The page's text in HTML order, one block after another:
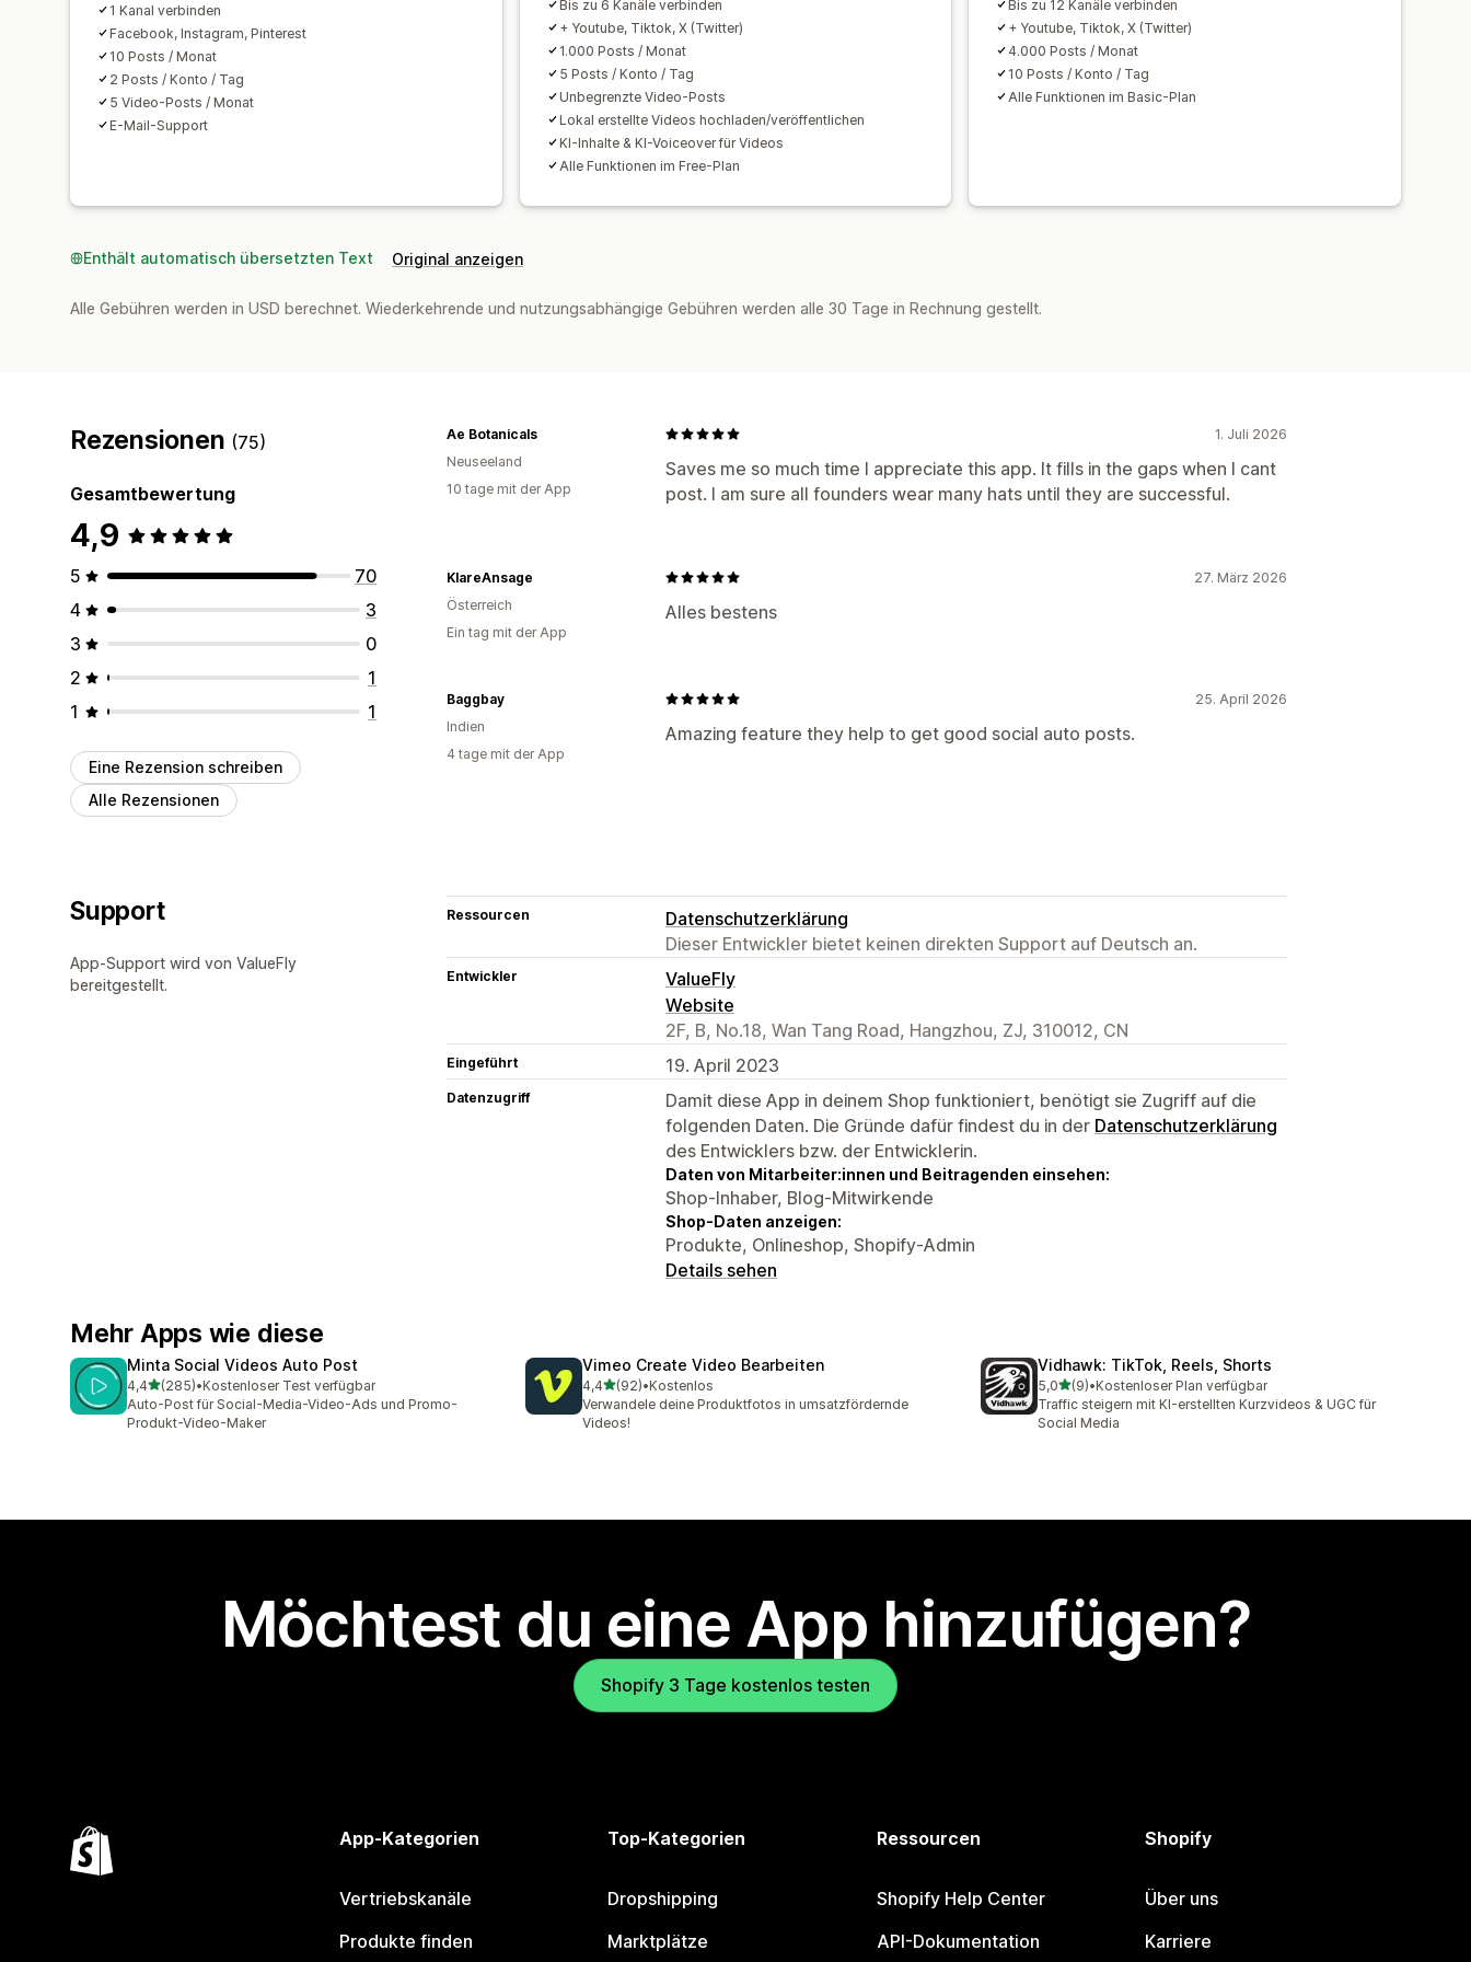
1 Kanal verbinden
Facebook, Instagram, Pinterest
10 Posts / Monat
2 Posts / Konto / Tag
5 Video-Posts / Monat
E-Mail-Support
Bis zu 6 Kanäle verbinden
+ Youtube, Tiktok, X (Twitter)
1.000 Posts / Monat
5 Posts / Konto / Tag
Unbegrenzte Video-Posts
Lokal erstellte Videos hochladen/veröffentlichen
KI-Inhalte & KI-Voiceover für Videos
Alle Funktionen im Free-Plan
Bis zu 12 Kanäle verbinden
+ Youtube, Tiktok, X (Twitter)
4.000 Posts / Monat
10 Posts / Konto / Tag
Alle Funktionen im Basic-Plan
Enthält automatisch übersetzten Text Original anzeigen
Alle Gebühren werden in USD berechnet. Wiederkehrende und nutzungsabhängige Gebühren werden alle 30 Tage in Rechnung gestellt.
Rezensionen (75)
Gesamtbewertung
4,9
5
70
4
3
3
0
2
1
1
1
Eine Rezension schreiben
Alle Rezensionen
1. Juli 2026
Saves me so much time I appreciate this app. It fills in the gaps when I cant
post. I am sure all founders wear many hats until they are successful.
Ae Botanicals
Neuseeland
10 tage mit der App
27. März 2026
Alles bestens
KlareAnsage
Österreich
Ein tag mit der App
25. April 2026
Amazing feature they help to get good social auto posts.
Baggbay
Indien
4 tage mit der App
Support
App-Support wird von ValueFly
bereitgestellt.
Ressourcen
Datenschutzerklärung
Dieser Entwickler bietet keinen direkten Support auf Deutsch an.
Entwickler
ValueFly
Website
2F, B, No.18, Wan Tang Road, Hangzhou, ZJ, 310012, CN
Eingeführt 19. April 2023
Datenzugriff
Damit diese App in deinem Shop funktioniert, benötigt sie Zugriff auf die
folgenden Daten. Die Gründe dafür findest du in der Datenschutzerklärung
des Entwicklers bzw. der Entwicklerin.
Daten von Mitarbeiter:innen und Beitragenden einsehen:
Shop-Inhaber, Blog-Mitwirkende
Shop-Daten anzeigen:
Produkte, Onlineshop, Shopify-Admin
Details sehen
Mehr Apps wie diese
Minta Social Videos Auto Post
4,4von 5 Sternen
(285)
285 Rezensionen insgesamt
•Kostenloser Test verfügbar
Auto-Post für Social-Media-Video-Ads und Promo-
Produkt-Video-Maker
Vimeo Create Video Bearbeiten
4,4von 5 Sternen
(92)
92 Rezensionen insgesamt
•Kostenlos
Verwandele deine Produktfotos in umsatzfördernde
Videos!
Vidhawk: TikTok, Reels, Shorts
5,0von 5 Sternen
(9)
9 Rezensionen insgesamt
•Kostenloser Plan verfügbar
Traffic steigern mit KI-erstellten Kurzvideos & UGC für
Social Media
Möchtest du eine App hinzufügen?
Shopify 3 Tage kostenlos testen
App-Kategorien
Vertriebskanäle
Produkte finden
Top-Kategorien
Dropshipping
Marktplätze
Ressourcen
Shopify Help Center
API-Dokumentation
Shopify
Über uns
Karriere